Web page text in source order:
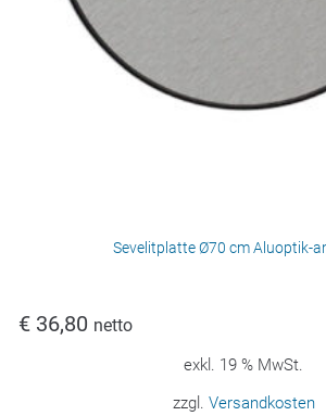
Sevelitplatte Ø70 cm Aluoptik-
€ 36,80 netto
exkl. 19 % MwSt.
zzgl. Versandkosten